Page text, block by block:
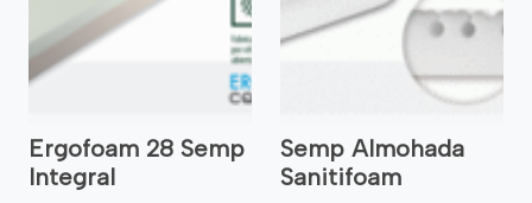
Ergofoam 28 Semp
Integral
Semp Almohada
Sanitifoam